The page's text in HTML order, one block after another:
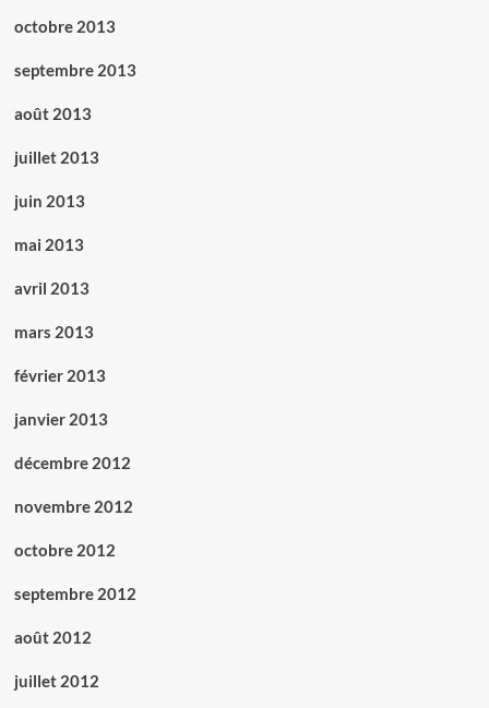
octobre 2013
septembre 2013
août 2013
juillet 2013
juin 2013
mai 2013
avril 2013
mars 2013
février 2013
janvier 2013
décembre 2012
novembre 2012
octobre 2012
septembre 2012
août 2012
juillet 2012